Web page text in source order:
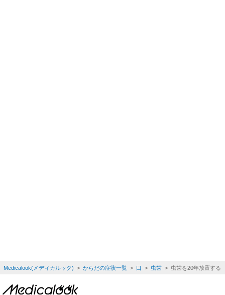
Medicalook(メディカルック) > からだの症状一覧> 口 > 虫歯> 虫歯を20年放置する